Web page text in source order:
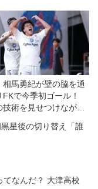
相馬勇紀が壁の脇を通
で今季初ゴール！
術を見せつけながら
思ったこと
星後の切り替え「誰
てなんだ？ 大津高校